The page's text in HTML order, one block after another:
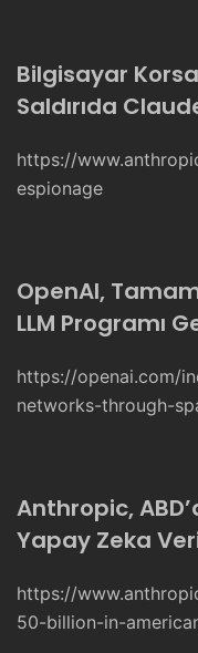
Bilgisayar
Saldırıda
https://
espionage
OpenAI,
LLM Programı
https://openai.com/
networks-through-
Anthropic,
Yapay Zeka
https://
50-billion-in-